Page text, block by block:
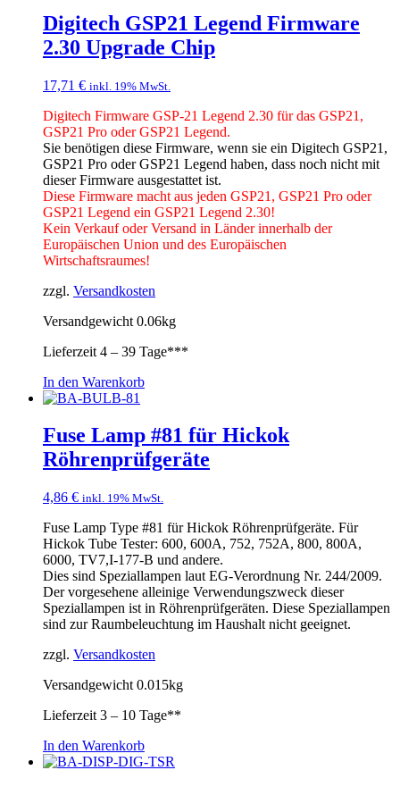
Digitech GSP21 Legend Firmware
2.30 Upgrade Chip
17,71 € inkl. 19% MwSt.
Digitech Firmware GSP-21 Legend 2.30 für das GSP21,
GSP21 Pro oder GSP21 Legend.
Sie benötigen diese Firmware, wenn sie ein Digitech GSP21,
GSP21 Pro oder GSP21 Legend haben, dass noch nicht mit
dieser Firmware ausgestattet ist.
Diese Firmware macht aus jeden GSP21, GSP21 Pro oder
GSP21 Legend ein GSP21 Legend 2.30!
Kein Verkauf oder Versand in Länder innerhalb der
Europäischen Union und des Europäischen
Wirtschaftsraumes!
zzgl. Versandkosten
Versandgewicht 0.06kg
Lieferzeit 4 – 39 Tage***
In den Warenkorb
Fuse Lamp #81 für Hickok
Röhrenprüfgeräte
4,86 € inkl. 19% MwSt.
Fuse Lamp Type #81 für Hickok Röhrenprüfgeräte. Für
Hickok Tube Tester: 600, 600A, 752, 752A, 800, 800A,
6000, TV7,I-177-B und andere.
Dies sind Speziallampen laut EG-Verordnung Nr. 244/2009.
Der vorgesehene alleinige Verwendungszweck dieser
Speziallampen ist in Röhrenprüfgeräten. Diese Speziallampen
sind zur Raumbeleuchtung im Haushalt nicht geeignet.
zzgl. Versandkosten
Versandgewicht 0.015kg
Lieferzeit 3 – 10 Tage**
In den Warenkorb